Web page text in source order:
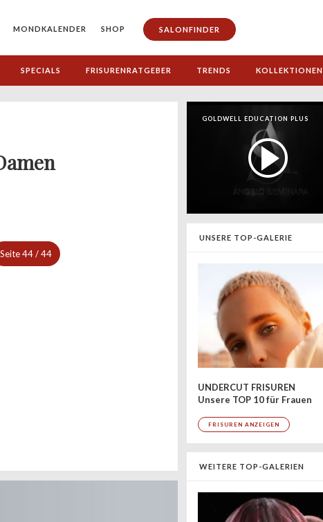
MONDKALENDER SHOP SALONFINDER
SPECIALS FRISURENRATGEBER TRENDS KOLLEKTIONEN
Seite44 / 44
GOLDWELL EDUCATION PLUS
UNSERE TOP-GALERIE
UNDERCUT FRISUREN
Unsere TOP 10 für Frauen
FRISUREN ANZEIGEN
WEITERE TOP-GALERIEN